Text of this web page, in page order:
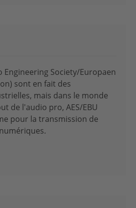
Engineering Society/Europaen
sont en fait des
mais dans le monde
de l'audio pro, AES/EBU
pour la transmission de